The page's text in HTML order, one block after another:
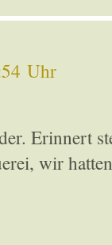
Uhr
Erinnert
wir